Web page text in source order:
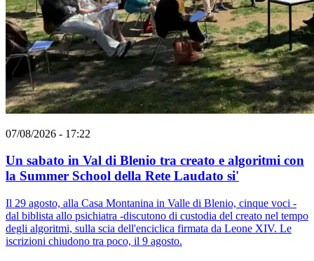
07/08/2026 - 17:22
Un sabato in Val di Blenio tra creato e algoritmi con
la Summer School della Rete Laudato si'
Il 29 agosto, alla Casa Montanina in Valle di Blenio, cinque voci -
dal biblista allo psichiatra -discutono di custodia del creato nel tempo
degli algoritmi, sulla scia dell'enciclica firmata da Leone XIV. Le
iscrizioni chiudono tra poco, il 9 agosto.